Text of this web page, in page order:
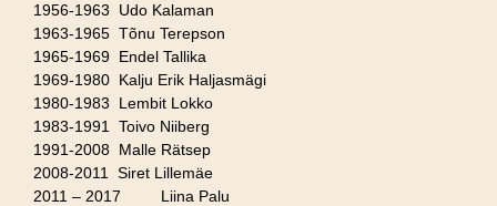
1956-1963 Udo Kalaman
1963-1965 Tõnu Terepson
1965-1969 Endel Tallika
1969-1980 Kalju Erik Haljasmägi
1980-1983 Lembit Lokko
1983-1991 Toivo Niiberg
1991-2008 Malle Rätsep
2008-2011 Siret Lillemäe
2011 – 2017 Liina Palu